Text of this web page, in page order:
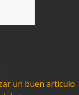
un buen articulo